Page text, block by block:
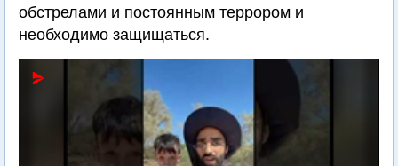
обстрелами и постоянным террором и
необходимо защищаться.